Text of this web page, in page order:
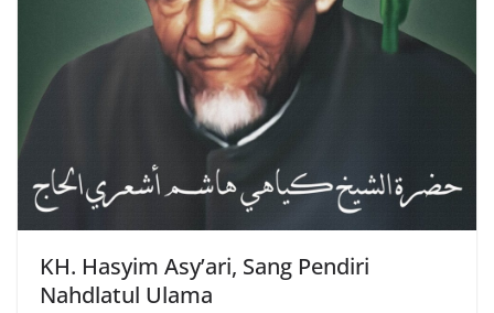
KH. Hasyim Asy’ari, Sang Pendiri
Nahdlatul Ulama